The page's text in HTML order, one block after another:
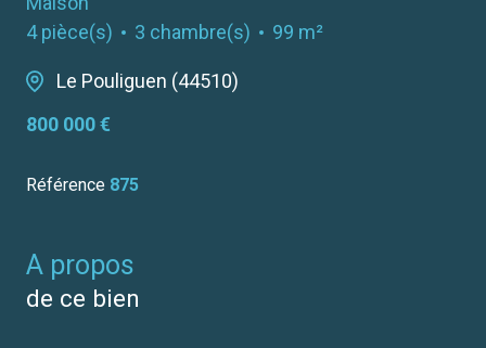
4 pièce(s)
3 chambre(s) 99 m²
Le Pouliguen (44510)
800 000 €
Référence 875
a propos
de ce bien